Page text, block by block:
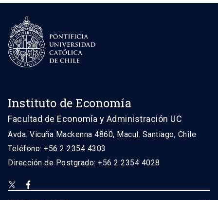
Instituto de Economía
Facultad de Economía y Administración UC
Avda. Vicuña Mackenna 4860, Macul. Santiago, Chile
Teléfono: +56 2 2354 4303
Dirección de Postgrado: +56 2 2354 4028